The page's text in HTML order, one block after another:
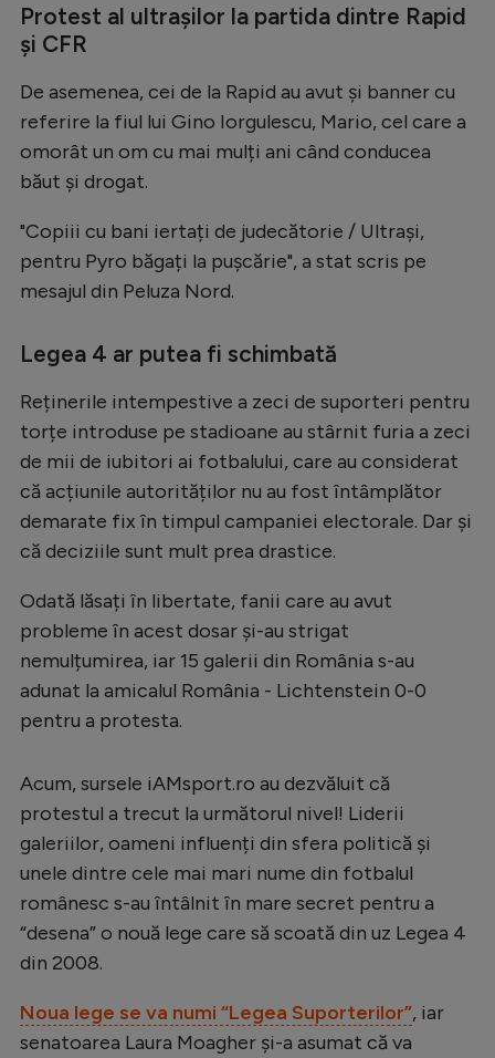
Starurile fotbalului
Stranieri
Clasamente
Tenis
Handbal
Natație
Gimnastică
Auto
Ciclism
Alte sporturi
JO 2024
JO 2026
Intră în cont
Creează cont
Protest al ultrașilor la partida dintre Rapid
și CFR
De asemenea, cei de la Rapid au avut și banner cu
referire la fiul lui Gino Iorgulescu, Mario, cel care a
omorât un om cu mai mulți ani când conducea
băut și drogat.
"Copiii cu bani iertați de judecătorie / Ultrași,
pentru Pyro băgați la pușcărie", a stat scris pe
mesajul din Peluza Nord.
Legea 4 ar putea fi schimbată
Reținerile intempestive a zeci de suporteri pentru
torțe introduse pe stadioane au stârnit furia a zeci
de mii de iubitori ai fotbalului, care au considerat
că acțiunile autorităților nu au fost întâmplător
demarate fix în timpul campaniei electorale. Dar și
că deciziile sunt mult prea drastice.
Odată lăsați în libertate, fanii care au avut
probleme în acest dosar și-au strigat
nemulțumirea, iar 15 galerii din România s-au
adunat la amicalul România - Lichtenstein 0-0
pentru a protesta.
Acum, sursele iAMsport.ro au dezvăluit că
protestul a trecut la următorul nivel! Liderii
galeriilor, oameni influenți din sfera politică și
unele dintre cele mai mari nume din fotbalul
românesc s-au întâlnit în mare secret pentru a
“desena” o nouă lege care să scoată din uz Legea 4
din 2008.
Noua lege se va numi “Legea Suporterilor”, iar
senatoarea Laura Moagher și-a asumat că va